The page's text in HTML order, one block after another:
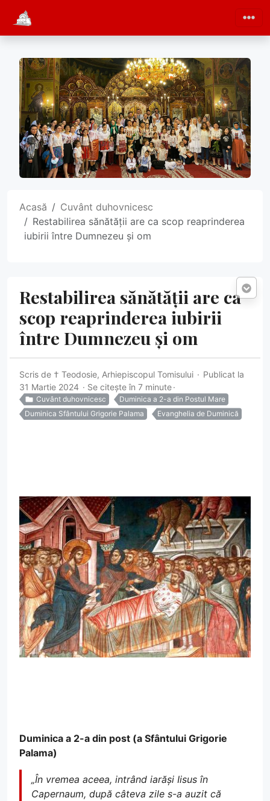
Acasă
Cuvânt duhovnicesc
Restabilirea sănătății are ca scop reaprinderea
iubirii între Dumnezeu și om
Restabilirea sănătății are ca
scop reaprinderea iubirii
între Dumnezeu și om
Scris de † Teodosie, Arhiepiscopul Tomisului
Publicat la
31 Martie 2024
Se citește în 7 minute
Cuvânt duhovnicesc
Duminica a 2-a din Postul Mare
Duminica Sfântului Grigorie Palama
Evanghelia de Duminică
Duminica a 2-a din post (a Sfântului Grigorie
Palama)
„În vremea aceea, intrând iarăși Iisus în
Capernaum, după câteva zile s-a auzit că